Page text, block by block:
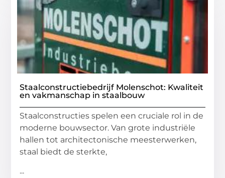
Staalconstructiebedrijf Molenschot: Kwaliteit
en vakmanschap in staalbouw
Staalconstructies spelen een cruciale rol in de
moderne bouwsector. Van grote industriële
hallen tot architectonische meesterwerken,
staal biedt de sterkte,
...